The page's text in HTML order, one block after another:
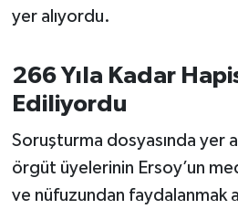
yer alıyordu.
266 Yıla Kadar
Ediliyordu
Soruşturma dosyasında yer
örgüt üyelerinin Ersoy’un
ve nüfuzundan faydalanmak
YAŞAM